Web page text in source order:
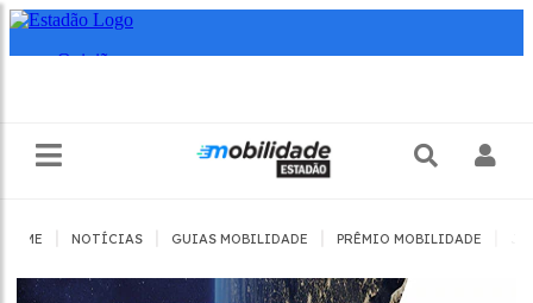
HOME NOTÍCIAS GUIAS MOBILIDADE PRÊMIO MOBILIDADE